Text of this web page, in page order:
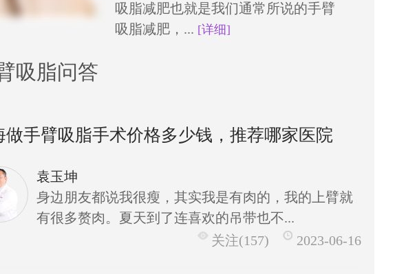
吸脂减肥也就是我们通常所说的手臂
吸脂减肥，... [详细]
吸脂问答
做手臂吸脂手术价格多少钱，推荐哪家医院
袁玉坤
身边朋友都说我很瘦，其实我是有肉的，我的上臂就
有很多赘肉。夏天到了连喜欢的吊带也不...
关注(157)
2023-06-16